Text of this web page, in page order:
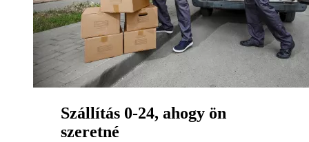
Szállítás 0-24, ahogy ön
szeretné